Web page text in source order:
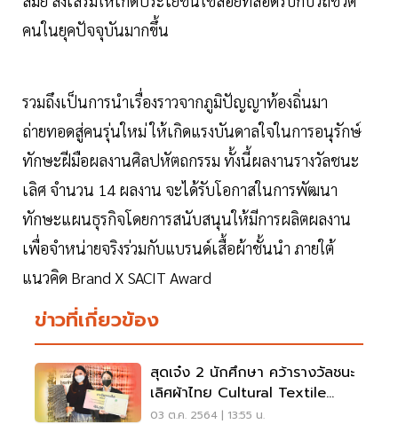
คนในยุคปัจจุบันมากขึ้น
รวมถึงเป็นการนำเรื่องราวจากภูมิปัญญาท้องถิ่นมา
ถ่ายทอดสู่คนรุ่นใหม่ ให้เกิดแรงบันดาลใจในการอนุรักษ์
ทักษะฝีมือผลงานศิลปหัตถกรรม ทั้งนี้ผลงานรางวัลชนะ
เลิศ จำนวน 14 ผลงาน จะได้รับโอกาสในการพัฒนา
ทักษะแผนธุรกิจโดยการสนับสนุนให้มีการผลิตผลงาน
เพื่อจำหน่ายจริงร่วมกับแบรนด์เสื้อผ้าชั้นนำ ภายใต้
แนวคิด Brand X SACIT Award
ข่าวที่เกี่ยวข้อง
สุดเจ๋ง 2 นักศึกษา คว้ารางวัลชนะ
เลิศผ้าไทย Cultural Textile
Awards 2021
03 ต.ค. 2564 | 13:55 น.